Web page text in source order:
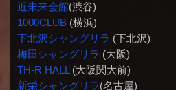
近未来会館(渋谷)
1000CLUB(横浜)
下北沢シャングリラ (下北沢)
梅田シャングリラ (大阪)
TH-R HALL(大阪関大前)
新栄シャングリラ(名古屋)